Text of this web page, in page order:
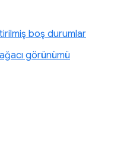
boş durumlar
görünümü